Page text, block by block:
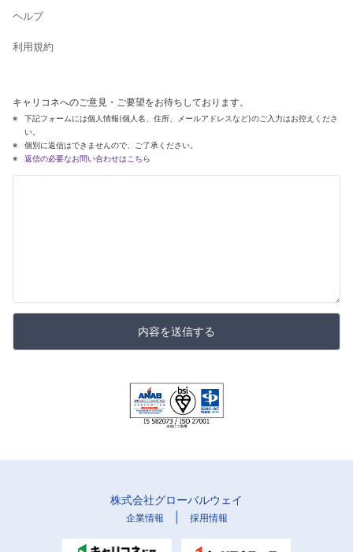
ヘルプ
利用規約
キャリコネへのご意見・ご要望をお待ちしております。
下記フォームには個人情報(個人名、住所、メールアドレスなど)のご入力はお控えくださ
い。
個別に返信はできませんので、ご了承ください。
返信の必要なお問い合わせはこちら
内容を送信する
株式会社グローバルウェイ
企業情報 採用情報